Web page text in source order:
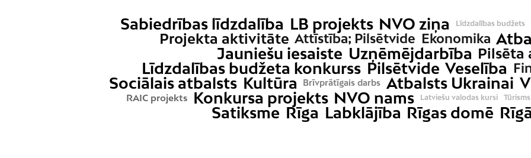
Sabiedrības līdzdalība LB projekts NVO ziņa Līdzdalības budžets
Projekta aktivitāte Attīstība; Pilsētvide Ekonomika
Jauniešu iesaiste Uzņēmējdarbība Pilsēta
Līdzdalības budžeta konkurss Pilsētvide Veselība
Sociālais atbalsts Kultūra Brīvprātīgais darbs Atbalsts Ukrainai
RAIC projekts Konkursa projekts NVO nams Latviešu valodas kursi Tūrisms
Satiksme Rīga Labklājība Rīgas domē